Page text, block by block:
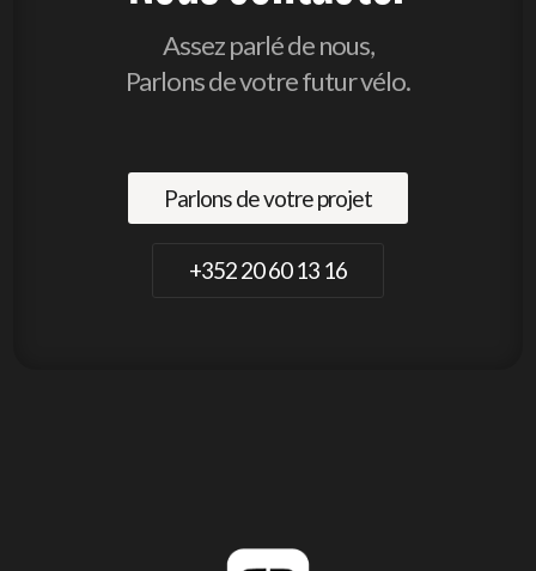
Assez parlé de nous,
Parlons de votre futur vélo.
Parlons de votre projet
+352 20 60 13 16